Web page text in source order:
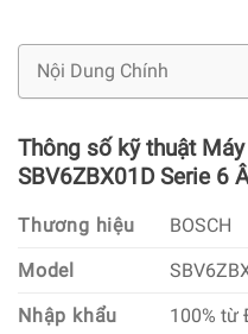
Nội Dung Chính
Thông số kỹ thuật
SBV6ZBX01D Serie 6
Thương hiệu
BOSCH
Model
Nhập khẩu
100% từ